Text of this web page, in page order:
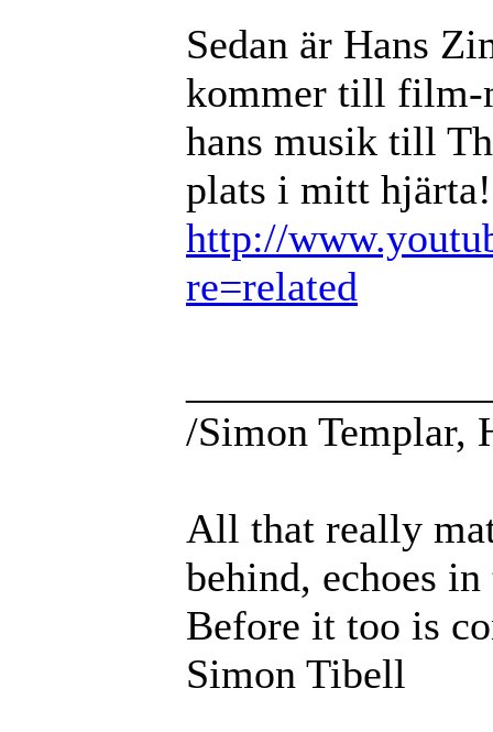
Sedan är Hans
kommer till film-
hans musik till
plats i mitt hjärta!
http://
re=related
/Simon Templar,
All that really
behind, echoes
Before it too is
Simon Tibell